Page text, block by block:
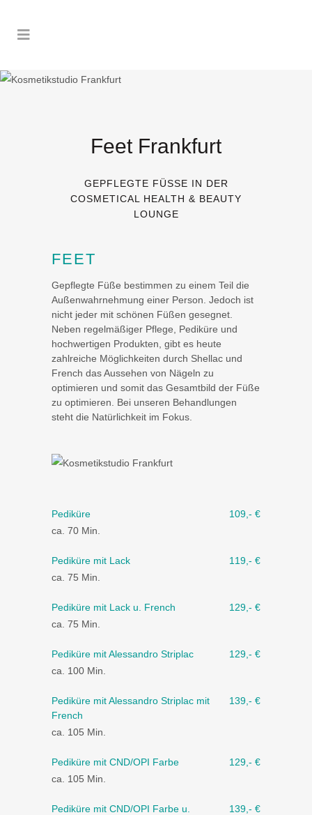
Feet Frankfurt
GEPFLEGTE FÜSSE IN DER C
OSMETICAL HEALTH & BEAUTY L
OUNGE
FEET
Gepflegte Füße bestimmen zu einem Teil die
Außenwahrnehmung einer Person. Jedoch ist
nicht jeder mit schönen Füßen gesegnet.
Neben regelmäßiger Pflege, Pediküre und
hochwertigen Produkten, gibt es heute
zahlreiche Möglichkeiten durch Shellac und
French das Aussehen von Nägeln zu
optimieren und somit das Gesamtbild der Füße
zu optimieren. Bei unseren Behandlungen
steht die Natürlichkeit im Fokus.
Pediküre
109,- €
ca. 70 Min.
Pediküre mit Lack
119,- €
ca. 75 Min.
Pediküre mit Lack u. French
129,- €
ca. 75 Min.
Pediküre mit Alessandro Striplac
129,- €
ca. 100 Min.
Pediküre mit Alessandro Striplac mit
French
139,- €
ca. 105 Min.
Pediküre mit CND/OPI Farbe
129,- €
ca. 105 Min.
Pediküre mit CND/OPI Farbe u.
139,- €